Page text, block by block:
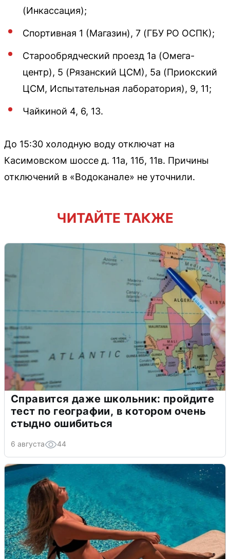
(Инкассация);
Спортивная 1 (Магазин), 7 (ГБУ РО ОСПК);
Старообрядческий проезд 1а (Омега-
центр), 5 (Рязанский ЦСМ), 5а (Приокский
ЦСМ, Испытательная лаборатория), 9, 11;
Чайкиной 4, 6, 13.
До 15:30 холодную воду отключат на
Касимовском шоссе д. 11а, 11б, 11в. Причины
отключений в «Водоканале» не уточнили.
ЧИТАЙТЕ ТАКЖЕ
Справится даже школьник: пройдите
тест по географии, в котором очень
стыдно ошибиться
6 августа 44